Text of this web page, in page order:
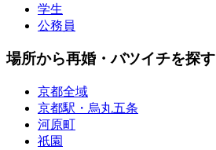
学生
公務員
場所から再婚・バツイチを探す
京都全域
京都駅・烏丸五条
河原町
祇園